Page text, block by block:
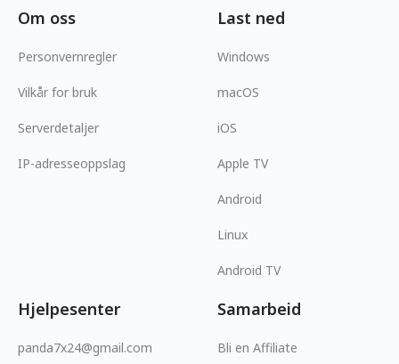
Om oss
Personvernregler
Vilkår for bruk
Serverdetaljer
IP-adresseoppslag
Last ned
Windows
macOS
iOS
Apple TV
Android
Linux
Android TV
Hjelpesenter
panda7x24@gmail.com
Samarbeid
Bli en Affiliate